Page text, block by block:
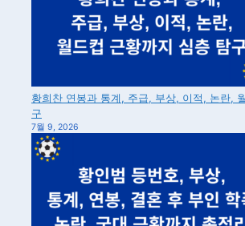
황희찬 연봉과 통계, 주급, 부상, 이적, 논란,
구
7월 9, 2026